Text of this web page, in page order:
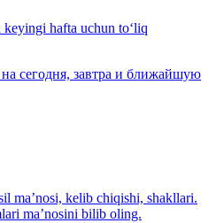
hafta uchun to‘liq
сегодня, завтра и ближайшую
ma’nosi, kelib chiqishi, shakllari.
ma’nosini bilib oling.